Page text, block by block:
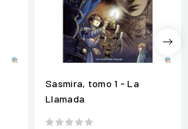
Sasmira, tomo 1 - La
Llamada